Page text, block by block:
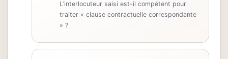
L’interlocuteur saisi est-il compétent pour
traiter « clause contractuelle correspondante
» ?